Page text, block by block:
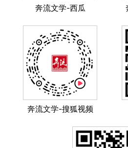
奔流文学-西瓜
奔流文学-搜狐视频